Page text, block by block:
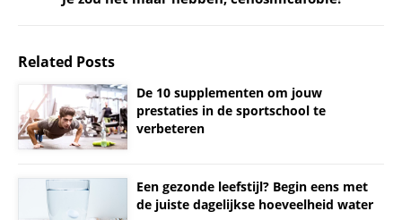
Related Posts
De 10 supplementen om jouw
prestaties in de sportschool te
verbeteren
Een gezonde leefstijl? Begin eens met
de juiste dagelijkse hoeveelheid water